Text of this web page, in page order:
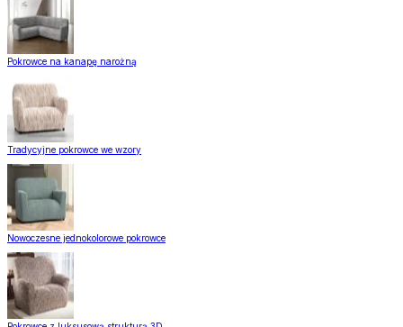
Pokrowce na kanapę narożną
Tradycyjne pokrowce we wzory
Nowoczesne jednokolorowe pokrowce